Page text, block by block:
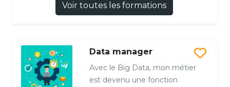
Voir toutes les formations
Data manager
Avec le Big Data, mon métier
est devenu une fonction